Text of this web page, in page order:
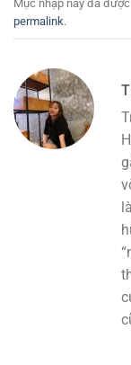
Mục nhập này đã
permalink.